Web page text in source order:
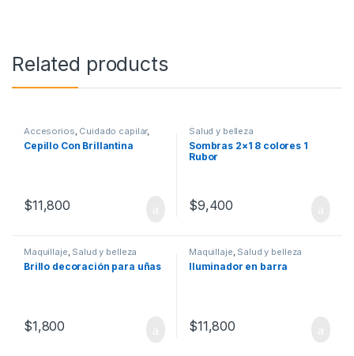
Related products
Accesorios, Cuidado capilar,
Salud y belleza
Cepillo Con Brillantina
$11,800
Salud y belleza
Sombras 2×1 8 colores 1
Rubor
$9,400
Maquillaje Salud y belleza
Brillo decoración para uñas
$1,800
Maquillaje Salud y belleza
Iluminador en barra
$11,800